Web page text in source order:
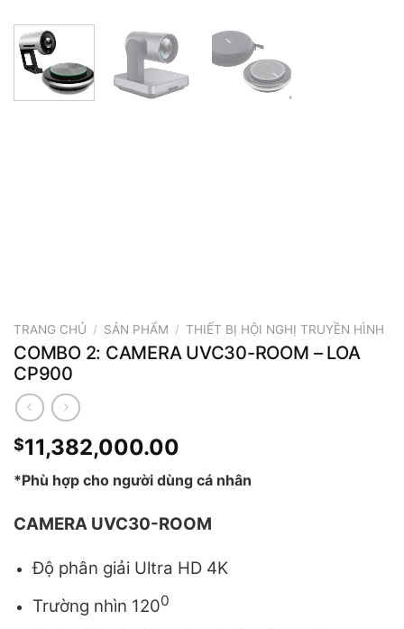
TRANG CHỦ / SẢN PHẨM / THIẾT BỊ HỘI NGHỊ TRUYỀN HÌNH
COMBO 2: CAMERA UVC30-ROOM – LOA
CP900
$11,382,000.00
*Phù hợp cho người dùng cá nhân
CAMERA UVC30-ROOM
Độ phân giải Ultra HD 4K
Trường nhìn 1200